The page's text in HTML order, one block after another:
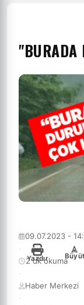
"BURADA
09.07.2023 -
·
2 dk okuma
·
Haber Merkezi
·
Yazdır
+
Büyüt